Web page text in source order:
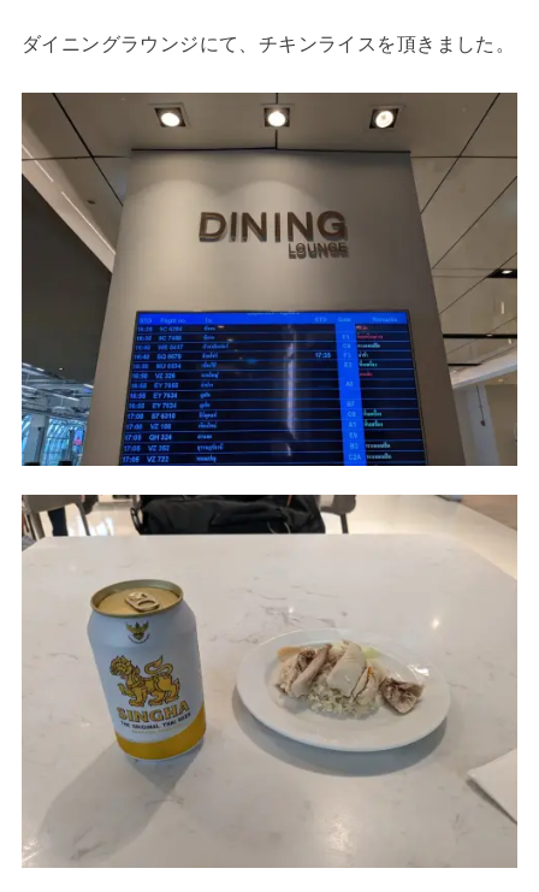
ダイニングラウンジにて、チキンライスを頂きました。